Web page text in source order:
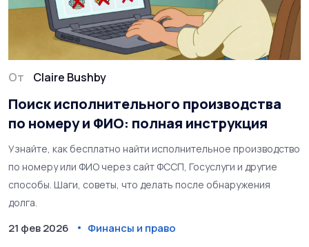
От Claire Bushby
Поиск исполнительного производства
по номеру и ФИО: полная инструкция
Узнайте, как бесплатно найти исполнительное производство
по номеру или ФИО через сайт ФССП, Госуслуги и другие
способы. Шаги, советы, что делать после обнаружения
долга.
21 фев 2026 Финансы и право